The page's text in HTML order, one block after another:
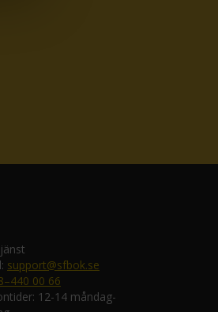
support@sfbok.se
00 66
12-14 måndag-